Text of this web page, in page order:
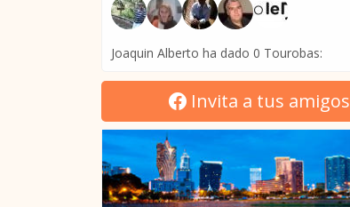
Joaquin Alberto ha dado 0 Tourobas:
Invita a tus amigos